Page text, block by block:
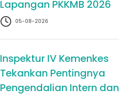
Lapangan PKKMB 2026
05-08-2026
Inspektur IV Kemenkes
Tekankan Pentingnya
Pengendalian Intern dan